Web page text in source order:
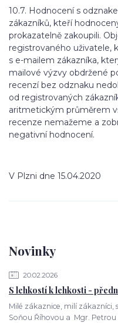
Novinky
20.02.2026
S lehkostí k lehkosti -
Milé zákaznice, milí zákazníci,
Soňou Říhovou a Mgr.
10.7. Hodnocení s
zákazníků, kteří
prokazatelně zakoupili.
registrovaného uživatele,
s e-mailem zákazníka,
mailové výzvy obdržené
recenzí bez odznaku
od registrovaných
aritmetickým průměrem
recenze nemažeme a
negativní hodnocení.
V Plzni dne 15.04.2020